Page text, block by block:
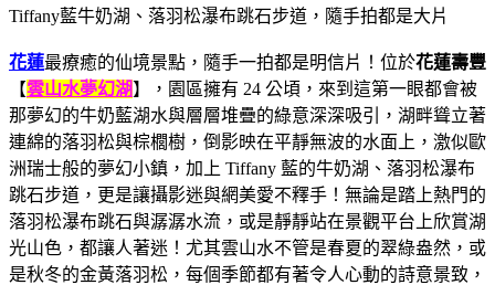
花蓮最療癒的仙境景點，隨手一拍都是明信片！位於花蓮壽豐
【雲山水夢幻湖】，園區擁有 24 公頃，來到這第一眼都會被
那夢幻的牛奶藍湖水與層層堆疊的綠意深深吸引，湖畔聳立著
連綿的落羽松與棕櫚樹，倒影映在平靜無波的水面上，激似歐
洲瑞士般的夢幻小鎮，加上 Tiffany 藍的牛奶湖、落羽松瀑布
跳石步道，更是讓攝影迷與網美愛不釋手！無論是踏上熱門的
落羽松瀑布跳石與潺潺水流，或是靜靜站在景觀平台上欣賞湖
光山色，都讓人著迷！尤其雲山水不管是春夏的翠綠盎然，或
是秋冬的金黃落羽松，每個季節都有著令人心動的詩意景致，